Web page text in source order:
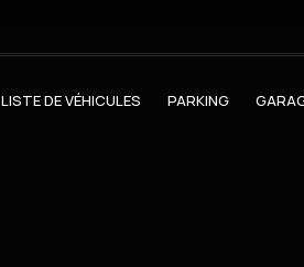
LISTE DE VÉHICULES PARKING